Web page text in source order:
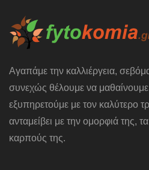
Αγαπάμε την καλλιέργεια,
συνεχώς θέλουμε να
εξυπηρετούμε με τον καλύτερο
ανταμείβει με την ομορφιά της,
καρπούς της.